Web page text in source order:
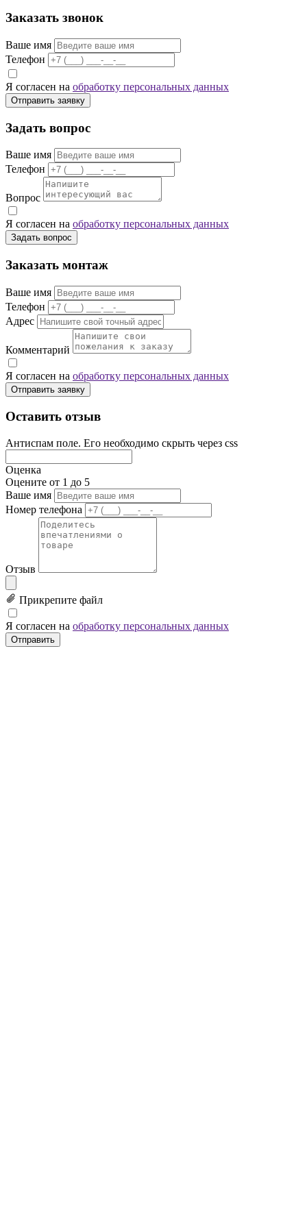
Заказать звонок
Ваше имя
Телефон
Я согласен на обработку персональных данных
Отправить заявку
Задать вопрос
Ваше имя
Телефон
Вопрос
Я согласен на обработку персональных данных
Задать вопрос
Заказать монтаж
Ваше имя
Телефон
Адрес
Комментарий
Я согласен на обработку персональных данных
Отправить заявку
Оставить отзыв
Антиспам поле. Его необходимо скрыть через css
Оценка
Оцените от 1 до 5
Ваше имя
Номер телефона
Отзыв
Прикрепите файл
Я согласен на обработку персональных данных